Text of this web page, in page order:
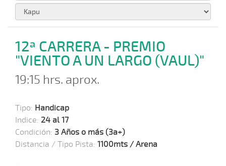
12ª CARRERA - PREMIO
"VIENTO A UN LARGO (VAUL)"
19:15 hrs. aprox.
Tipo: Handicap
Indice: 24 al 17
Condición: 3 Años o más (3a+)
Distancia / Tipo Pista: 1100mts / Arena